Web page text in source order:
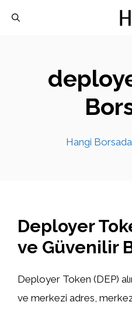
Hangi Borsada
Deployer
ve Güvenilir
Deployer Token (DEP)
ve merkezi adres,